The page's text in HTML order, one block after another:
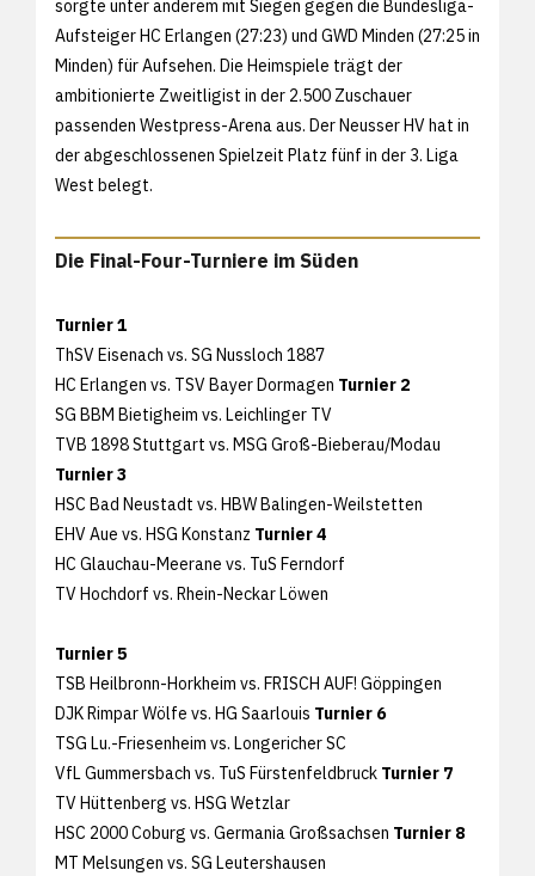
sorgte unter anderem mit Siegen gegen die Bundesliga-
Aufsteiger HC Erlangen (27:23) und GWD Minden (27:25 in
Minden) für Aufsehen. Die Heimspiele trägt der
ambitionierte Zweitligist in der 2.500 Zuschauer
passenden Westpress-Arena aus. Der Neusser HV hat in
der abgeschlossenen Spielzeit Platz fünf in der 3. Liga
West belegt.
Die Final-Four-Turniere im Süden
Turnier 1
ThSV Eisenach vs. SG Nussloch 1887
HC Erlangen vs. TSV Bayer Dormagen Turnier 2
SG BBM Bietigheim vs. Leichlinger TV
TVB 1898 Stuttgart vs. MSG Groß-Bieberau/Modau
Turnier 3
HSC Bad Neustadt vs. HBW Balingen-Weilstetten
EHV Aue vs. HSG Konstanz Turnier 4
HC Glauchau-Meerane vs. TuS Ferndorf
TV Hochdorf vs. Rhein-Neckar Löwen
Turnier 5
TSB Heilbronn-Horkheim vs. FRISCH AUF! Göppingen
DJK Rimpar Wölfe vs. HG Saarlouis Turnier 6
TSG Lu.-Friesenheim vs. Longericher SC
VfL Gummersbach vs. TuS Fürstenfeldbruck Turnier 7
TV Hüttenberg vs. HSG Wetzlar
HSC 2000 Coburg vs. Germania Großsachsen Turnier 8
MT Melsungen vs. SG Leutershausen